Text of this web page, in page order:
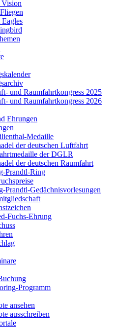
Vision
und Raumfahrtkongress 2025
und Raumfahrtkongress 2026
Ehrungen
Medaille
der deutschen Luftfahrt
der DGLR
der deutschen Raumfahrt
Prandtl-Ring
Prandtl-Gedächnisvorlesungen
Fuchs-Ehrung
Programm
ansehen
ausschreiben